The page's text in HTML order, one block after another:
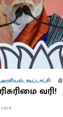
அரசியல்,கூட்டாட்சி
வரி!